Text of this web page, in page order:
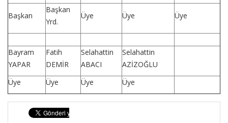
Başkan
Başkan
Yrd.
Üye Üye Üye
Bayram
YAPAR
Fatih
DEMİR
Selahattin
ABACI
Selahattin
AZİZOĞLU
Üye
Üye Üye Üye